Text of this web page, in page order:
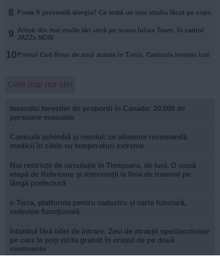
8 Poate fi prevenită alergia? Ce arată un nou studiu făcut pe copii
9 Artiști din mai multe țări urcă pe scena Iulius Town, în cadrul
JAZZx NOW
10 Primul Cod Roșu de anul acesta în Timiș. Canicula lovește luni
Cele mai noi știri
Incendiu forestier de proporții în Canada: 20.000 de
persoane evacuate
Canicula schimbă și meniul: ce alimente recomandă
medicii în zilele cu temperaturi extreme
Noi restricții de circulație în Timișoara, de luni. O nouă
etapă de Rebreanu și intervenții la linia de tramvai pe
lângă prefectură
e-Terra, platforma pentru cadastru și carte funciară,
redevine funcțională
Istanbul fără bilet de intrare. Zeci de atracții spectaculoase
pe care le poți vizita gratuit în orașul de pe două
continente